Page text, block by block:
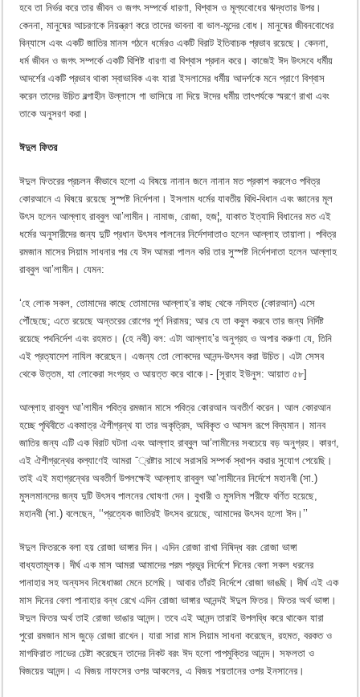
হবে তা নির্ভর করে তার জীবন ও জগৎ সম্পর্কে ধারণা, বিশ্বাস ও মূল্যবোধের ঋদ্ধতার উপর।
কেননা, মানুষের আচরণকে নিয়ন্ত্রণ করে তাদের ভাবনা বা ভাল-মন্দের বোধ। মানুষের জীবনবোধের
বিন্যাসে এবং একটি জাতির মানস গঠনে ধর্মেরও একটি বিরাট ইতিবাচক প্রভাব রয়েছে। কেননা,
ধর্ম জীবন ও জগৎ সম্পর্কে একটি বিশিষ্ট ধারণা বা বিশ্বাস প্রদান করে। কাজেই ঈদ উৎসবে ধর্মীয়
আদর্শের একটি প্রভাব থাকা স্বাভাবিক এবং যারা ইসলামের ধর্মীয় আদর্শকে মনে প্রাণে বিশ্বাস
করেন তাদের উচিত বল্গাহীন উল্লাসে গা ভাসিয়ে না দিয়ে ঈদের ধর্মীয় তাৎপর্যকে স্মরণে রাখা এবং
তাকে অনুসরণ করা।
ঈদুল ফিতর
ঈদুল ফিতরের প্রচলন কীভাবে হলো এ বিষয়ে নানান জনে নানান মত প্রকাশ করলেও পবিত্র
কোরআনে এ বিষয়ে রয়েছে সুস্পষ্ট নির্দেশনা। ইসলাম ধর্মের যাবতীয় বিধি-বিধান এবং জ্ঞানের মূল
উৎস হলেন আল্লাহ রাব্বুল আ’লামীন। নামাজ, রোজা, হজ¦, যাকাত ইত্যাদি বিধানের মত এই
ধর্মের অনুসারীদের জন্য দুটি প্রধান উৎসব পালনের নির্দেশদাতাও হলেন আল্লাহ তায়ালা। পবিত্র
রমজান মাসের সিয়াম সাধনার পর যে ঈদ আমরা পালন করি তার সুস্পষ্ট নির্দেশদাতা হলেন আল্লাহ
রাব্বুল আ’লামীন। যেমন:
‘হে লোক সকল, তোমাদের কাছে তোমাদের আল্লাহ’র কাছ থেকে নসিহত (কোরআন) এসে
পৌঁছেছে; এতে রয়েছে অন্তরের রোগের পূর্ণ নিরাময়; আর যে তা কবুল করবে তার জন্য নির্দিষ্ট
রয়েছে পথনির্দেশ এবং রহমত। (হে নবী) বল: এটা আল্লাহ’র অনুগ্রহ ও অপার করুণা যে, তিনি
এই প্রত্যাদেশ নাযিল করেছেন। এজন্য তো লোকদের আনন্দ-উৎসব করা উচিত। এটা সেসব
থেকে উত্তম, যা লোকেরা সংগ্রহ ও আয়ত্ত করে থাকে।- [সূরাহ ইউনুস: আয়াত ৫৮]
আল্লাহ রাব্বুল আ’লামীন পবিত্র রমজান মাসে পবিত্র কোরআন অবতীর্ণ করেন। আল কোরআন
হচ্ছে পৃথিবীতে একমাত্র ঐশীগ্রন্থ যা তার অকৃত্রিম, অবিকৃত ও আসল রূপে বিদ্যমান। মানব
জাতির জন্য এটি এক বিরাট ঘটনা এবং আল্লাহ রাব্বুল আ’লামীনের সবচেয়ে বড় অনুগ্রহ। কারণ,
এই ঐশীগ্রন্থের কল্যাণেই আমরা ¯্রষ্টার সাথে সরাসরি সম্পর্ক স্থাপন করার সুযোগ পেয়েছি।
তাই এই মহাগ্রন্থের অবতীর্ণ উপলক্ষেই আল্লাহ রাব্বুল আ’লামীনের নির্দেশে মহানবী (সা.)
মুসলমানদের জন্য দুটি উৎসব পালনের ঘোষণা দেন। বুখারী ও মুসলিম শরীফে বর্ণিত হয়েছে,
মহানবী (সা.) বলেছেন, ‘‘প্রত্যেক জাতিরই উৎসব রয়েছে, আমাদের উৎসব হলো ঈদ।’’
ঈদুল ফিতরকে বলা হয় রোজা ভাঙ্গার দিন। এদিন রোজা রাখা নিষিদ্ধ বরং রোজা ভাঙ্গা
বাধ্যতামূলক। দীর্ঘ এক মাস আমরা আমাদের পরম প্রভুর নির্দেশে দিনের বেলা সকল ধরনের
পানাহার সহ অন্যসব নিষেধাজ্ঞা মেনে চলেছি। আবার তাঁরই নির্দেশে রোজা ভাঙছি। দীর্ঘ এই এক
মাস দিনের বেলা পানাহার বন্ধ রেখে এদিন রোজা ভাঙ্গার আনন্দই ঈদুল ফিতর। ফিতর অর্থ ভাঙ্গা।
ঈদুল ফিতর অর্থ তাই রোজা ভাঙার আনন্দ। তবে এই আনন্দ তারাই উপলব্ধি করে থাকেন যারা
পুরো রমজান মাস জুড়ে রোজা রাখেন। যারা সারা মাস সিয়াম সাধনা করেছেন, রহমত, বরকত ও
মাগফিরাত লাভের চেষ্টা করেছেন তাদের নিকট বরং ঈদ হলো পাপমুক্তির আনন্দ। সফলতা ও
বিজয়ের আনন্দ। এ বিজয় নাফসের ওপর আকলের, এ বিজয় শয়তানের ওপর ইনসানের।